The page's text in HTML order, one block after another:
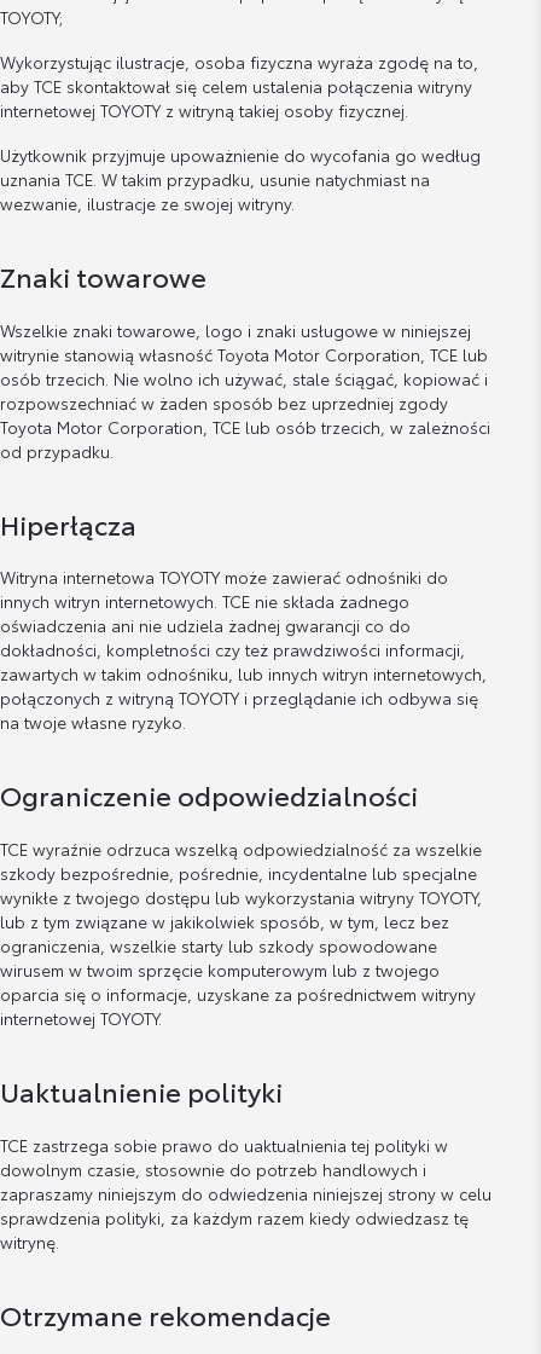
TOYOTY;
Wykorzystując ilustracje, osoba fizyczna wyraża zgodę na to,
aby TCE skontaktował się celem ustalenia połączenia witryny
internetowej TOYOTY z witryną takiej osoby fizycznej.
Użytkownik przyjmuje upoważnienie do wycofania go według
uznania TCE. W takim przypadku, usunie natychmiast na
wezwanie, ilustracje ze swojej witryny.
Znaki towarowe
Wszelkie znaki towarowe, logo i znaki usługowe w niniejszej
witrynie stanowią własność Toyota Motor Corporation, TCE lub
osób trzecich. Nie wolno ich używać, stale ściągać, kopiować i
rozpowszechniać w żaden sposób bez uprzedniej zgody
Toyota Motor Corporation, TCE lub osób trzecich, w zależności
od przypadku.
Hiperłącza
Witryna internetowa TOYOTY może zawierać odnośniki do
innych witryn internetowych. TCE nie składa żadnego
oświadczenia ani nie udziela żadnej gwarancji co do
dokładności, kompletności czy też prawdziwości informacji,
zawartych w takim odnośniku, lub innych witryn internetowych,
połączonych z witryną TOYOTY i przeglądanie ich odbywa się
na twoje własne ryzyko.
Ograniczenie odpowiedzialności
TCE wyraźnie odrzuca wszelką odpowiedzialność za wszelkie
szkody bezpośrednie, pośrednie, incydentalne lub specjalne
wynikłe z twojego dostępu lub wykorzystania witryny TOYOTY,
lub z tym związane w jakikolwiek sposób, w tym, lecz bez
ograniczenia, wszelkie starty lub szkody spowodowane
wirusem w twoim sprzęcie komputerowym lub z twojego
oparcia się o informacje, uzyskane za pośrednictwem witryny
internetowej TOYOTY.
Uaktualnienie polityki
TCE zastrzega sobie prawo do uaktualnienia tej polityki w
dowolnym czasie, stosownie do potrzeb handlowych i
zapraszamy niniejszym do odwiedzenia niniejszej strony w celu
sprawdzenia polityki, za każdym razem kiedy odwiedzasz tę
witrynę.
Otrzymane rekomendacje